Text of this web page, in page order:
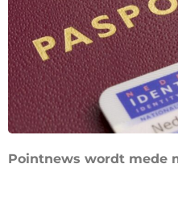
Pointnews wordt mede